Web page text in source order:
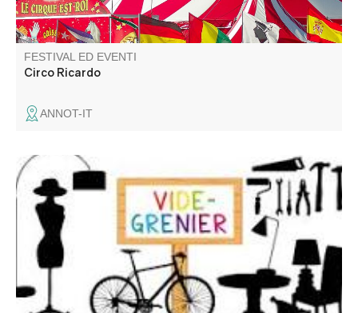
FESTIVAL ED EVENTI
Circo Ricardo
ANNOT-IT
Venez chiner dans les rues et places du village. Jouets,
objets de décoration, livres, vêtements